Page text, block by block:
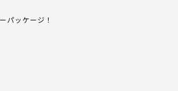
ッケージ！